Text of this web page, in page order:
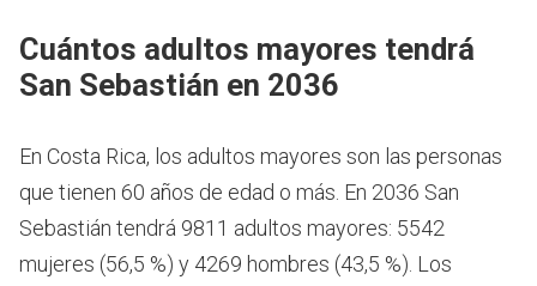
Cuántos adultos mayores tendrá
San Sebastián en 2036
En Costa Rica, los adultos mayores son las personas
que tienen 60 años de edad o más. En 2036 San
Sebastián tendrá 9811 adultos mayores: 5542
mujeres (56,5 %) y 4269 hombres (43,5 %). Los